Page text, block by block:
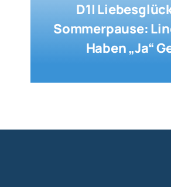
D1|
Sommerpause:
Haben „Ja“